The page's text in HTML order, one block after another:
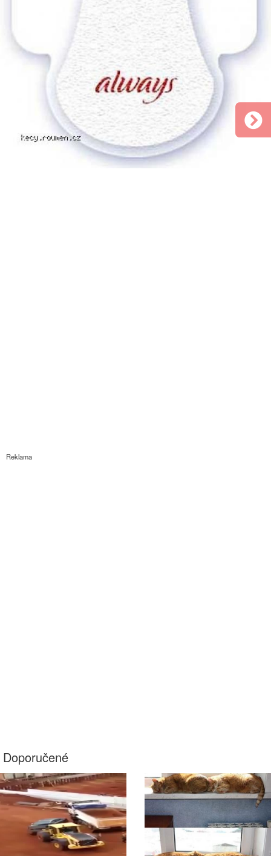
Reklama
Doporučené